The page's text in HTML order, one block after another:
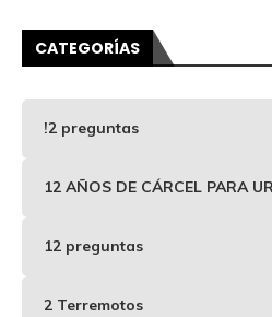
CATEGORÍAS
!2 preguntas
12 AÑOS DE CÁRCEL PARA
12 preguntas
2 Terremotos